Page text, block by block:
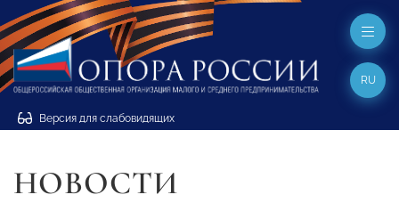
Версия для слабовидящих
RU
НОВОСТИ